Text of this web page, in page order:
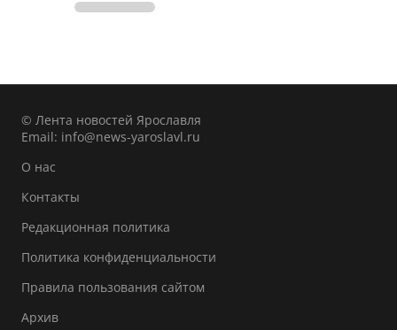
© Лента новостей Ярославля
Email: info@news-yaroslavl.ru
О нас
Контакты
Редакционная политика
Политика конфиденциальности
Правила пользования сайтом
Архив